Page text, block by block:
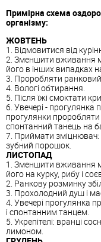
Примірна схема
організму:
ЖОВТЕНЬ
1. Відмовитися від
2. Зменшити вживання
його в інших випадках
3. Проробляти
4. Вологі обтирання.
5. Після їжі смоктати
6. Увечері -
прогулянки проробляти
спонтанний танець на
7. Приймати зміцнювач:
зубний порошок.
ЛИСТОПАД
1. Зменшити вживання
його на курку, рибу і
2. Ранкову розминку
3. Прохолодний душ і
4. Увечері прогулянка
і спонтанним танцем.
5. Укрепітелі: вранці
лимоном.